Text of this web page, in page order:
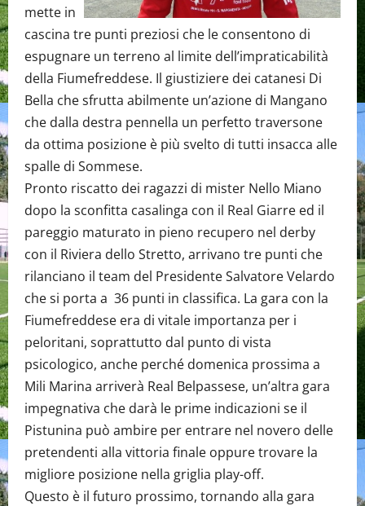
mette in
cascina tre punti preziosi che le consentono di
espugnare un terreno al limite dell’impraticabilità
della Fiumefreddese. Il giustiziere dei catanesi Di
Bella che sfrutta abilmente un’azione di Mangano
che dalla destra pennella un perfetto traversone
da ottima posizione è più svelto di tutti insacca alle
spalle di Sommese.
Pronto riscatto dei ragazzi di mister Nello Miano
dopo la sconfitta casalinga con il Real Giarre ed il
pareggio maturato in pieno recupero nel derby
con il Riviera dello Stretto, arrivano tre punti che
rilanciano il team del Presidente Salvatore Velardo
che si porta a 36 punti in classifica. La gara con la
Fiumefreddese era di vitale importanza per i
peloritani, soprattutto dal punto di vista
psicologico, anche perché domenica prossima a
Mili Marina arriverà Real Belpassese, un’altra gara
impegnativa che darà le prime indicazioni se il
Pistunina può ambire per entrare nel novero delle
pretendenti alla vittoria finale oppure trovare la
migliore posizione nella griglia play-off.
Questo è il futuro prossimo, tornando alla gara